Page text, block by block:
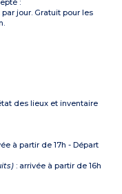
:
jour. Gratuit pour les
des lieux et inventaire
à partir de 17h - Départ
: arrivée à partir de 16h